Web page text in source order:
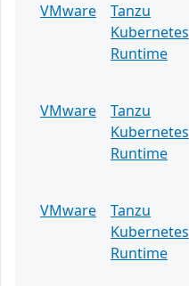
VMware
Tanzu
Kubernetes
Runtime
VMware
Tanzu
Kubernetes
Runtime
VMware
Tanzu
Kubernetes
Runtime